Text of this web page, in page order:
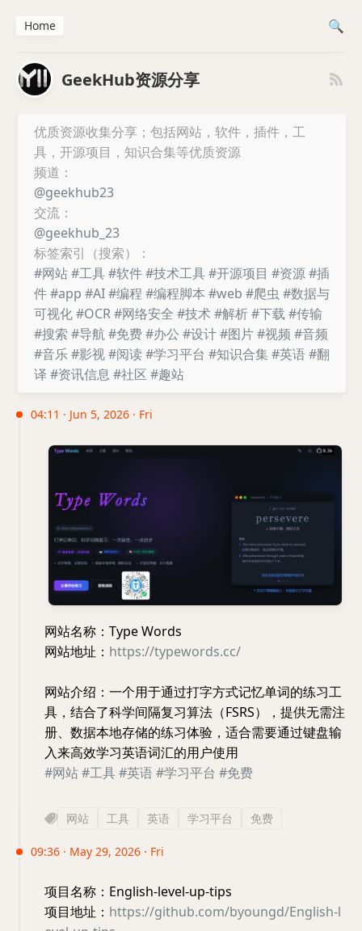
GeekHub资源分享
优质资源收集分享；包括网站，软件，插件，工
具，开源项目，知识合集等优质资源
频道：
@geekhub23
交流：
@geekhub_23
标签索引（搜索）：
#网站#工具#软件#技术工具#开源项目 #资源#插
件#app #AI#编程 #编程脚本 #web #爬虫 #数据与
可视化#OCR#网络安全 #技术#解析#下载 #传输
#搜索 #导航#免费#办公 #设计#图片#视频 #音频
#音乐#影视#阅读 #学习平台 #知识合集#英语#翻
译 #资讯信息 #社区 #趣站
04:11 · Jun 5, 2026 · Fri
网站名称：Type Words
网站地址： https://typewords.cc/
网站介绍：一个用于通过打字方式记忆单词的练习工
具，结合了科学间隔复习算法（FSRS），提供无需注
册、数据本地存储的练习体验，适合需要通过键盘输
入来高效学习英语词汇的用户使用
#网站#工具#英语#学习平台 #免费
网站 工具 英语 学习平台 免费
09:36 · May 29, 2026 · Fri
项目名称：English-level-up-tips
项目地址： https://github.com/byoungd/English-l
Home